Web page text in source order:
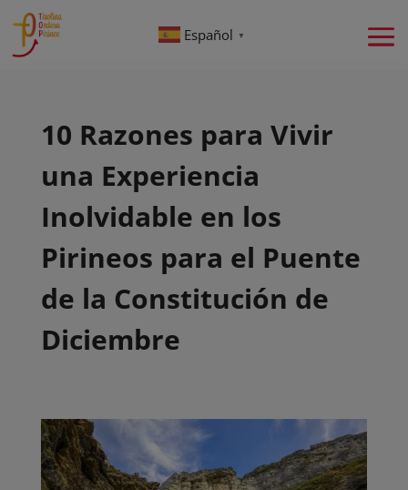
Español ▼
10 Razones para Vivir
una Experiencia
Inolvidable en los
Pirineos para el Puente
de la Constitución de
Diciembre